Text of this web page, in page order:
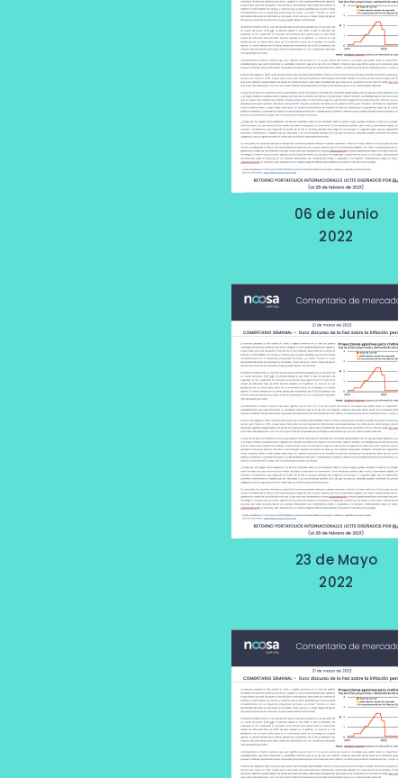
06 de Junio
2022
23 de Mayo
2022